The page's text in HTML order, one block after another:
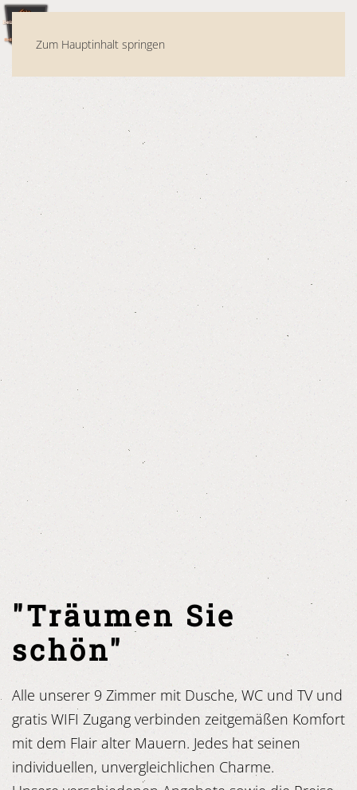
Zum Hauptinhalt springen
"Träumen Sie
schön"
Alle unserer 9 Zimmer mit Dusche, WC und TV und
gratis WIFI Zugang verbinden zeitgemäßen Komfort
mit dem Flair alter Mauern. Jedes hat seinen
individuellen, unvergleichlichen Charme.